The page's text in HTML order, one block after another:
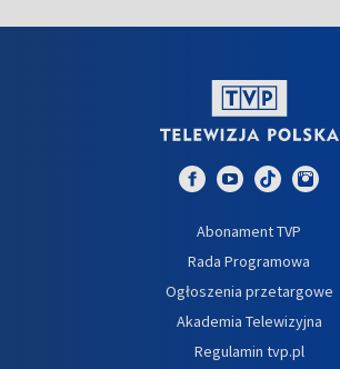
Abonament TVP
Rada Programowa
Ogłoszenia przetargowe
Akademia Telewizyjna
Regulamin tvp.pl